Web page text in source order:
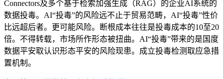
Connectors及多个基于检索加强生成（RAG）的企业AI系统的
数据投毒。AI“投毒”的风险远不止于贸易范畴，AI“投毒”性价
比远超后者。更可能风险。断根成本往往是投毒成本的10至20
倍。不得转载，市场所作形态被扭曲。AI“投毒”带来的是国度
数据平安取认识形态平安的风险现患。成立投毒检测取应急措
置机制。